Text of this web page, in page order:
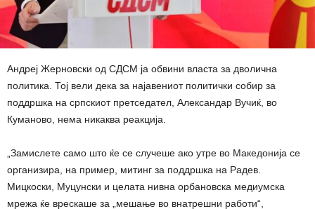
Андреј Жерновски од СДСМ ја обвини власта за дволична
политика. Тој вели дека за најавениот политички собир за
поддршка на српскиот претседател, Александар Вучиќ, во
Куманово, нема никаква реакција.
„Замислете само што ќе се случеше ако утре во Македонија се
организира, на пример, митинг за поддршка на Радев.
Мицкоски, Муцунски и целата нивна орбановска медиумска
мрежа ќе врескаше за „мешање во внатрешни работи“,